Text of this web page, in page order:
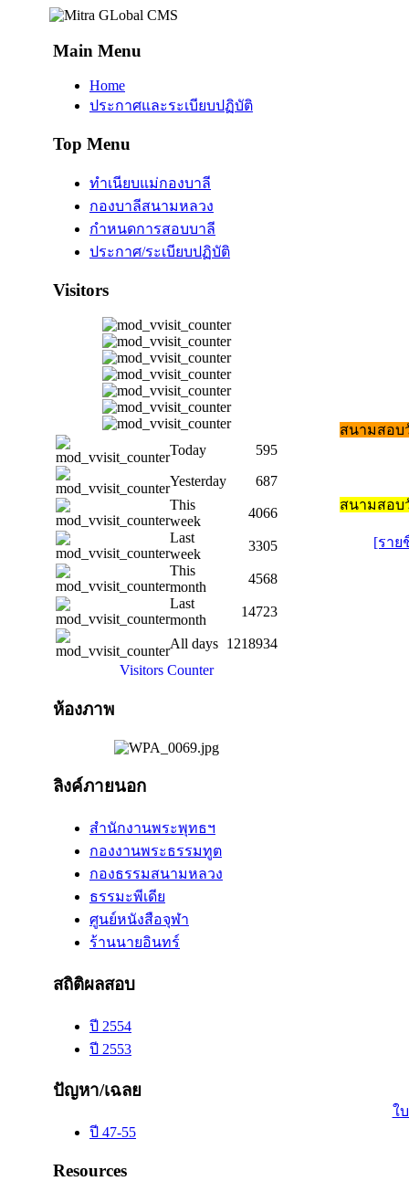
Main Menu
Home
ประกาศและระเบียบปฏิบัติ
Top Menu
ทำเนียบแม่กองบาลี
กองบาลีสนามหลวง
กำหนดการสอบบาลี
ประกาศ/ระเบียบปฏิบัติ
Visitors
Today
595
Yesterday
687
This
week
4066
Last
week
3305
This
month
4568
Last
month
14723
All days 1218934
Visitors Counter
ห้องภาพ
ลิงค์ภายนอก
สำนักงานพระพุทธฯ
กองงานพระธรรมทูต
กองธรรมสนามหลวง
ธรรมะพีเดีย
ศูนย์หนังสือจุฬา
ร้านนายอินทร์
สถิติผลสอบ
ปี 2554
ปี 2553
ปัญหา/เฉลย
ปี 47-55
Resources
สนามสอบ
สนามสอบ
[ราย
ใ